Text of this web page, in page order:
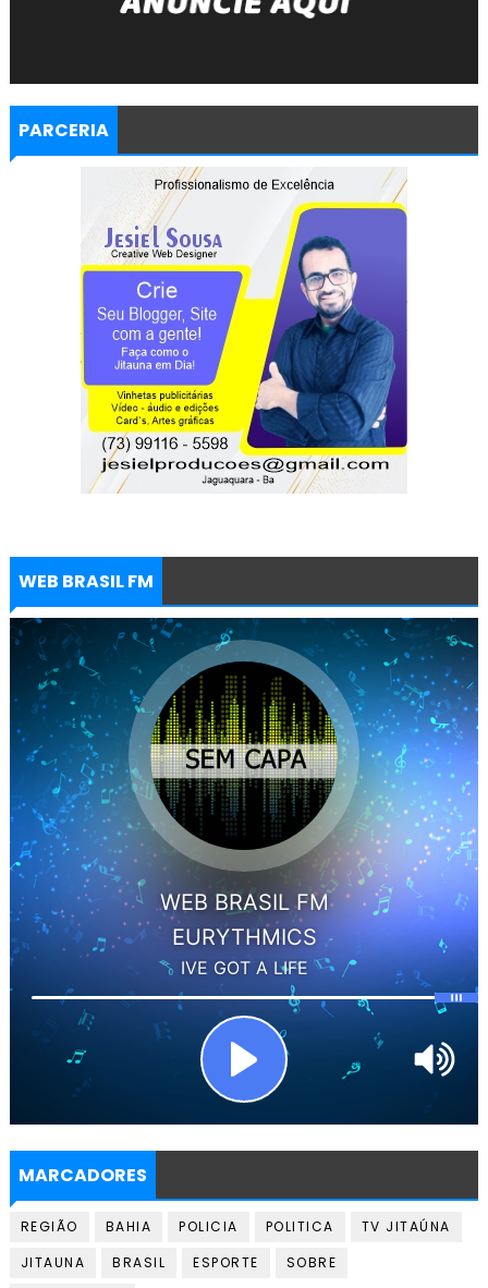
PARCERIA
WEB BRASIL FM
MARCADORES
REGIÃO BAHIA POLICIA POLITICA
TV JITAÚNA
JITAUNA
BRASIL ESPORTE
SOBRE